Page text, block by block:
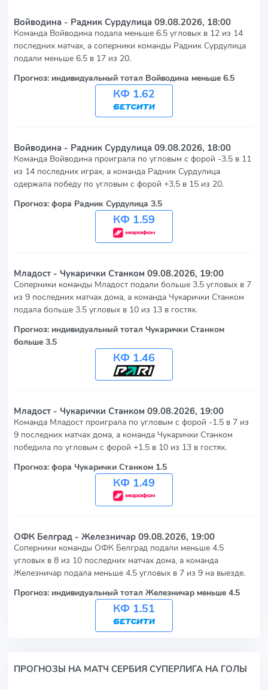
Войводина - Радник Сурдулица 09.08.2026, 18:00
Команда Войводина подала меньше 6.5 угловых в 12 из 14
последних матчах, а соперники команды Радник Сурдулица
подали меньше 6.5 в 17 из 20.
Прогноз: индивидуальный тотал Войводина меньше 6.5
КФ 1.62
Войводина - Радник Сурдулица 09.08.2026, 18:00
Команда Войводина проиграла по угловым с форой -3.5 в 11
из 14 последних играх, а команда Радник Сурдулица
одержала победу по угловым с форой +3.5 в 15 из 20.
Прогноз: фора Радник Сурдулица 3.5
КФ 1.59
Младост - Чукарички Станком 09.08.2026, 19:00
Соперники команды Младост подали больше 3.5 угловых в 7
из 9 последних матчах дома, а команда Чукарички Станком
подала больше 3.5 угловых в 10 из 13 в гостях.
Прогноз: индивидуальный тотал Чукарички Станком
больше 3.5
КФ 1.46
Младост - Чукарички Станком 09.08.2026, 19:00
Команда Младост проиграла по угловым с форой -1.5 в 7 из
9 последних матчах дома, а команда Чукарички Станком
победила по угловым с форой +1.5 в 10 из 13 в гостях.
Прогноз: фора Чукарички Станком 1.5
КФ 1.49
ОФК Белград - Железничар 09.08.2026, 19:00
Соперники команды ОФК Белград подали меньше 4.5
угловых в 8 из 10 последних матчах дома, а команда
Железничар подала меньше 4.5 угловых в 7 из 9 на выезде.
Прогноз: индивидуальный тотал Железничар меньше 4.5
КФ 1.51
ПРОГНОЗЫ НА МАТЧ СЕРБИЯ СУПЕРЛИГА НА ГОЛЫ